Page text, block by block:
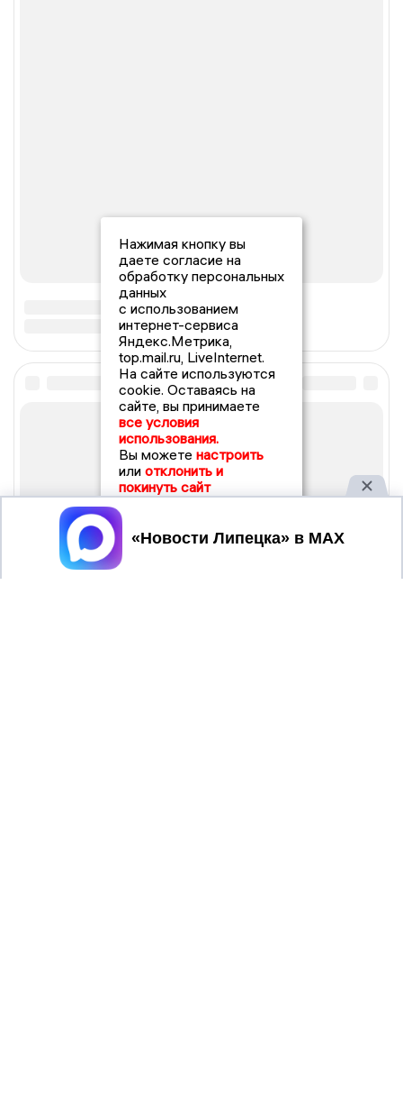
Нажимая кнопку вы
даете согласие на
обработку персональных
данных
с использованием
интернет-сервиса
Яндекс.Метрика,
top.mail.ru, LiveInternet.
На сайте используются
cookie. Оставаясь на
сайте, вы принимаете
все условия
использования.
Вы можете настроить
или отклонить и
покинуть сайт
Принять